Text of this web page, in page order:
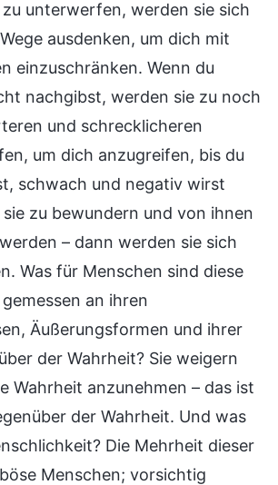
unterwerfen, werden sie sich
ausdenken, um dich mit
einzuschränken. Wenn du
nachgibst, werden sie zu noch
und schrecklicheren
um dich anzugreifen, bis du
schwach und negativ wirst
zu bewundern und von ihnen
– dann werden sie sich
Was für Menschen sind diese
an ihren
Äußerungsformen und ihrer
der Wahrheit? Sie weigern
Wahrheit anzunehmen – das ist
der Wahrheit. Und was
Die Mehrheit dieser
Menschen; vorsichtig